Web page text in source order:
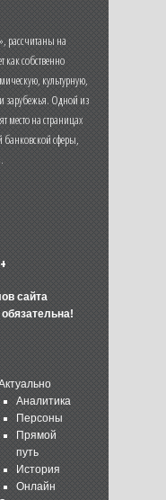
рассчитаны на
собственно
культурную,
зарубежья. Одной из
место на страницах
банковской сферы,
сайта
Аналитика
Персоны
Прямой
путь
История
Онлайн